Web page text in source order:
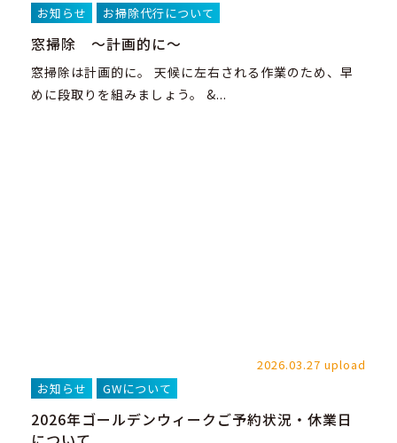
お知らせ
お掃除代行について
窓掃除 ～計画的に～
窓掃除は計画的に。 天候に左右される作業のため、早
めに段取りを組みましょう。 &...
2026.03.27 upload
お知らせ
GWについて
2026年ゴールデンウィークご予約状況・休業日